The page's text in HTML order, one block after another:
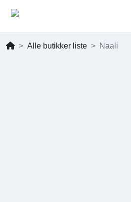
Alle butikker liste Naali